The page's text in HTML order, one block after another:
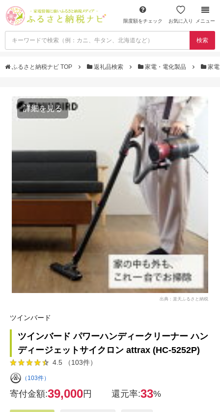
限度額をチェック お気に入り メニュー
検索
ふるさと納税ナビ TOP 返礼品検索 家電・電化製品 家電
詳細を見る
出典：楽天ふるさと納税
ツインバード
ツインバード パワーハンディークリーナー ハン
ディージェットサイクロン attrax (HC-5252P)
4.5 （103件）
（103件）
寄付金額:39,000円 還元率:33%